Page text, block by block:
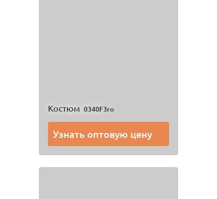
Костюм 0340F3ro
Узнать оптовую цену